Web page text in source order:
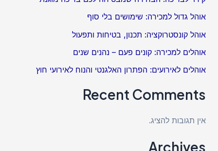
אוהל גדול למכירה: שימושים בלי סוף
אוהל קונסטרוקציה: תכנון, בטיחות ותפעול
אוהלים למכירה: קונים פעם – נהנים שנים
אוהלים לאירועים: הפתרון האלגנטי והנוח לאירועי חוץ
Recent Comments
אין תגובות להציג.
Archives